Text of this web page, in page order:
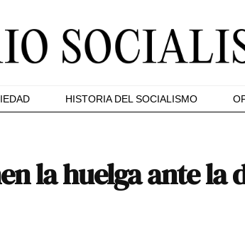
HISTORIA DEL SOCIALISMO
la huelga ante la